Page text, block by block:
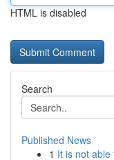
HTML is disabled
Search
Published News
1 It is not